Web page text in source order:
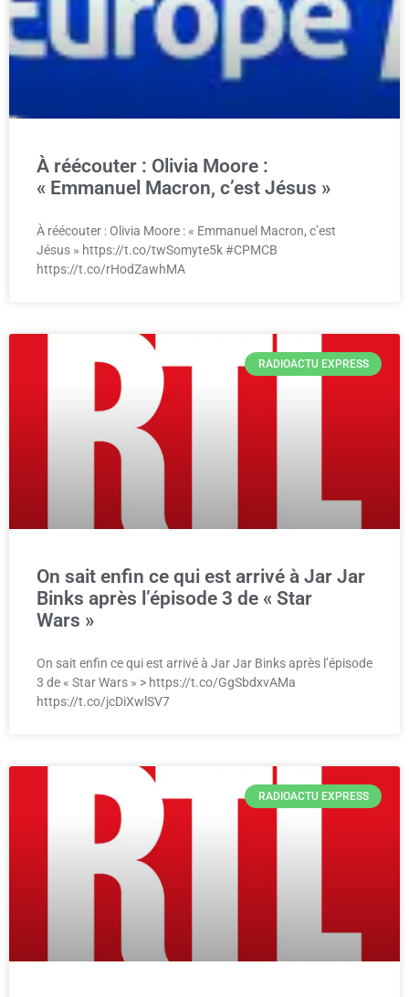
À réécouter : Olivia Moore :
« Emmanuel Macron, c’est Jésus »
À réécouter : Olivia Moore : « Emmanuel Macron, c’est
Jésus » https://t.co/twSomyte5k #CPMCB
https://t.co/rHodZawhMA
RADIOACTU EXPRESS
On sait enfin ce qui est arrivé à Jar Jar
Binks après l’épisode 3 de « Star
Wars »
On sait enfin ce qui est arrivé à Jar Jar Binks après l’épisode
3 de « Star Wars » > https://t.co/GgSbdxvAMa
https://t.co/jcDiXwlSV7
RADIOACTU EXPRESS